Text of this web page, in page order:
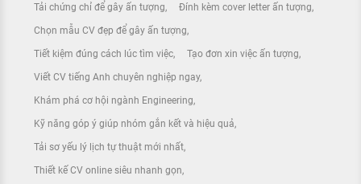
Tải chứng chỉ để gây ấn tượng Đính kèm cover letter ấn tượng
Chọn mẫu CV đẹp để gây ấn tượng
Tiết kiệm đúng cách lúc tìm việc Tạo đơn xin việc ấn tượng
Viết CV tiếng Anh chuyên nghiệp ngay
Khám phá cơ hội ngành Engineering
Kỹ năng góp ý giúp nhóm gắn kết và hiệu quả
Tải sơ yếu lý lịch tự thuật mới nhất
Thiết kế CV online siêu nhanh gọn